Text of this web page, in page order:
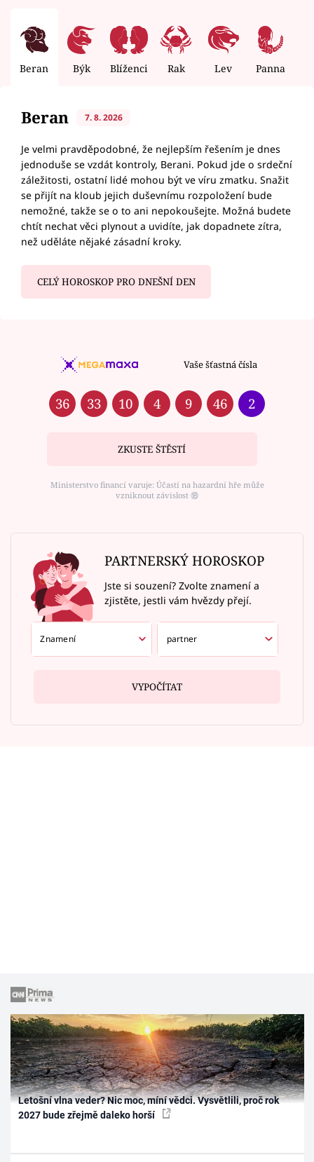
Beran Býk Blíženci Rak Lev Panna
Beran 7. 8. 2026
Je velmi pravděpodobné, že nejlepším řešením je dnes
jednoduše se vzdát kontroly, Berani. Pokud jde o srdeční
záležitosti, ostatní lidé mohou být ve víru zmatku. Snažit
se přijít na kloub jejich duševnímu rozpoložení bude
nemožné, takže se o to ani nepokoušejte. Možná budete
chtít nechat věci plynout a uvidíte, jak dopadnete zítra,
než uděláte nějaké zásadní kroky.
CELÝ HOROSKOP PRO DNEŠNÍ DEN
Vaše šťastná čísla
36 33 10 4 9 46 2
ZKUSTE ŠTĚSTÍ
Ministerstvo financí varuje: Účastí na hazardní hře může
vzniknout závislost ⑱
PARTNERSKÝ HOROSKOP
Jste si souzení? Zvolte znamení a
zjistěte, jestli vám hvězdy přejí.
VYPOČÍTAT
Letošní vlna veder? Nic moc, míní vědci. Vysvětlili, proč rok
2027 bude zřejmě daleko horší